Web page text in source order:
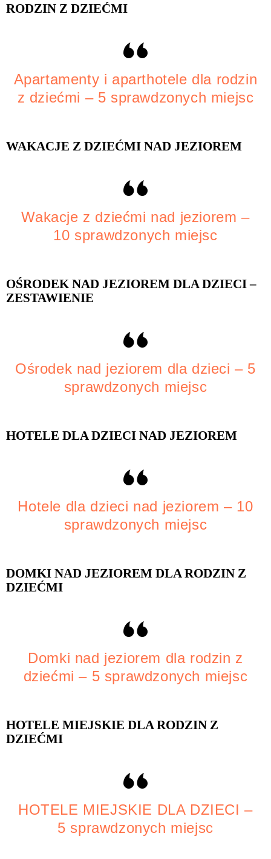
RODZIN Z DZIEĆMI
Apartamenty i aparthotele dla rodzin
z dziećmi – 5 sprawdzonych miejsc
WAKACJE Z DZIEĆMI NAD JEZIOREM
Wakacje z dziećmi nad jeziorem –
10 sprawdzonych miejsc
OŚRODEK NAD JEZIOREM DLA DZIECI –
ZESTAWIENIE
Ośrodek nad jeziorem dla dzieci – 5
sprawdzonych miejsc
HOTELE DLA DZIECI NAD JEZIOREM
Hotele dla dzieci nad jeziorem – 10
sprawdzonych miejsc
DOMKI NAD JEZIOREM DLA RODZIN Z
DZIEĆMI
Domki nad jeziorem dla rodzin z
dziećmi – 5 sprawdzonych miejsc
HOTELE MIEJSKIE DLA RODZIN Z
DZIEĆMI
HOTELE MIEJSKIE DLA DZIECI –
5 sprawdzonych miejsc